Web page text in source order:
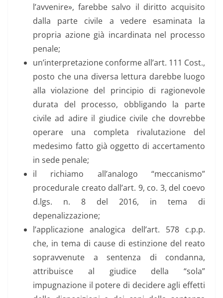
l’avvenire», farebbe salvo il diritto acquisito
dalla parte civile a vedere esaminata la
propria azione già incardinata nel processo
penale;
un’interpretazione conforme all’art. 111 Cost.,
posto che una diversa lettura darebbe luogo
alla violazione del principio di ragionevole
durata del processo, obbligando la parte
civile ad adire il giudice civile che dovrebbe
operare una completa rivalutazione del
medesimo fatto già oggetto di accertamento
in sede penale;
il richiamo all’analogo “meccanismo”
procedurale creato dall’art. 9, co. 3, del coevo
d.lgs. n. 8 del 2016, in tema di
depenalizzazione;
l’applicazione analogica dell’art. 578 c.p.p.
che, in tema di cause di estinzione del reato
sopravvenute a sentenza di condanna,
attribuisce al giudice della “sola”
impugnazione il potere di decidere agli effetti